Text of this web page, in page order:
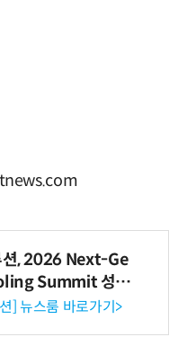
션, 2026 Next-Ge
Summit 성황
] 뉴스룸 바로가기>